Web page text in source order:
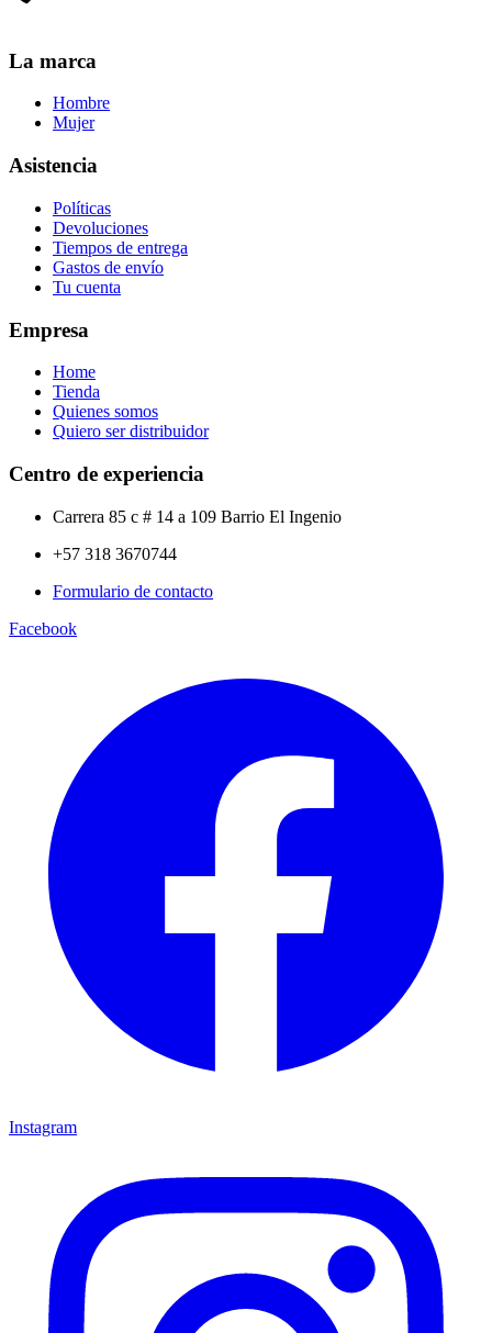
La marca
Hombre
Mujer
Asistencia
Políticas
Devoluciones
Tiempos de entrega
Gastos de envío
Tu cuenta
Empresa
Home
Tienda
Quienes somos
Quiero ser distribuidor
Centro de experiencia
Carrera 85 c # 14 a 109 Barrio El Ingenio
+57 318 3670744
Formulario de contacto
Facebook
Instagram